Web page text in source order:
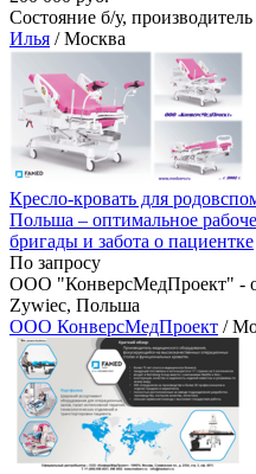
Состояние б/у,
Илья / Москва
Кресло-кровать для
Польша – оптимальное
бригады и забота о пациентке
По запросу
ООО "КонверсМедПроект" -
Zywiec, Польша
ООО КонверсМедПроект /